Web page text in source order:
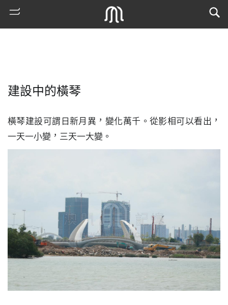
地
閣
建設中的橫琴
橫琴建設可謂日新月異，變化萬千。從影相可以看出，
一天一小變，三天一大變。